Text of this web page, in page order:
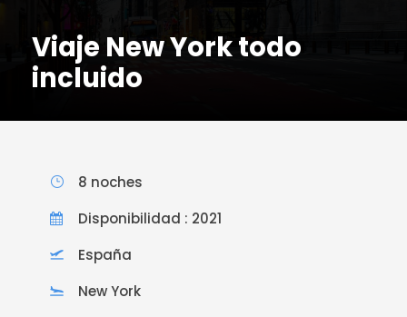
Viaje New York todo
incluido
8 noches
Disponibilidad : 2021
España
New York